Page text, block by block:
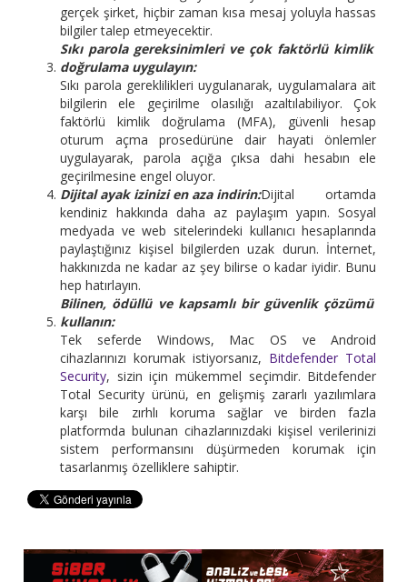
gerçek şirket, hiçbir zaman kısa mesaj yoluyla hassas
bilgiler talep etmeyecektir.
Sıkı parola gereksinimleri ve çok faktörlü kimlik
doğrulama uygulayın:
Sıkı parola gereklilikleri uygulanarak, uygulamalara ait
bilgilerin ele geçirilme olasılığı azaltılabiliyor. Çok
faktörlü kimlik doğrulama (MFA), güvenli hesap
oturum açma prosedürüne dair hayati önlemler
uygulayarak, parola açığa çıksa dahi hesabın ele
geçirilmesine engel oluyor.
Dijital ayak izinizi en aza indirin:Dijital ortamda
kendiniz hakkında daha az paylaşım yapın. Sosyal
medyada ve web sitelerindeki kullanıcı hesaplarında
paylaştığınız kişisel bilgilerden uzak durun. İnternet,
hakkınızda ne kadar az şey bilirse o kadar iyidir. Bunu
hep hatırlayın.
Bilinen, ödüllü ve kapsamlı bir güvenlik çözümü
kullanın:
Tek seferde Windows, Mac OS ve Android
cihazlarınızı korumak istiyorsanız, Bitdefender Total
Security, sizin için mükemmel seçimdir. Bitdefender
Total Security ürünü, en gelişmiş zararlı yazılımlara
karşı bile zırhlı koruma sağlar ve birden fazla
platformda bulunan cihazlarınızdaki kişisel verilerinizi
sistem performansını düşürmeden korumak için
tasarlanmış özelliklere sahiptir.